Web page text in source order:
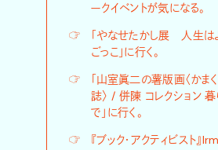
ークイベントが気になる。
☞
「やなせたかし展 人生は
ごっこ」に行く。
☞
「山室眞二の薯版画〈かま
誌〉 / 併陳 コレクション 暮
で」に行く。
☞
『ブック・アクティビスト』